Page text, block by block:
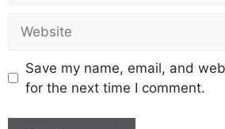
Save my name, email, and
for the next time I comment.